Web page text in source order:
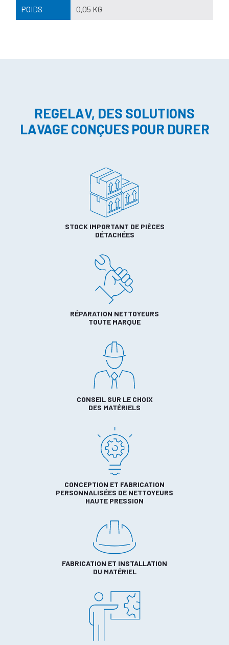
POIDS 0,05 KG
REGELAV, DES SOLUTIONS
LAVAGE CONÇUES POUR DURER
STOCK IMPORTANT DE PIÈCES
DÉTACHÉES
RÉPARATION NETTOYEURS
TOUTE MARQUE
CONSEIL SUR LE CHOIX
DES MATÉRIELS
CONCEPTION ET FABRICATION
PERSONNALISÉES DE NETTOYEURS
HAUTE PRESSION
FABRICATION ET INSTALLATION
DU MATÉRIEL